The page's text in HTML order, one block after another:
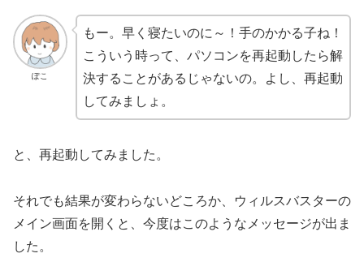
ぽこ
もー。早く寝たいのに～！手のかかる子ね！
こういう時って、パソコンを再起動したら解
決することがあるじゃないの。よし、再起動
してみましょ。
と、再起動してみました。
それでも結果が変わらないどころか、ウィルスバスターの
メイン画面を開くと、今度はこのようなメッセージが出ま
した。